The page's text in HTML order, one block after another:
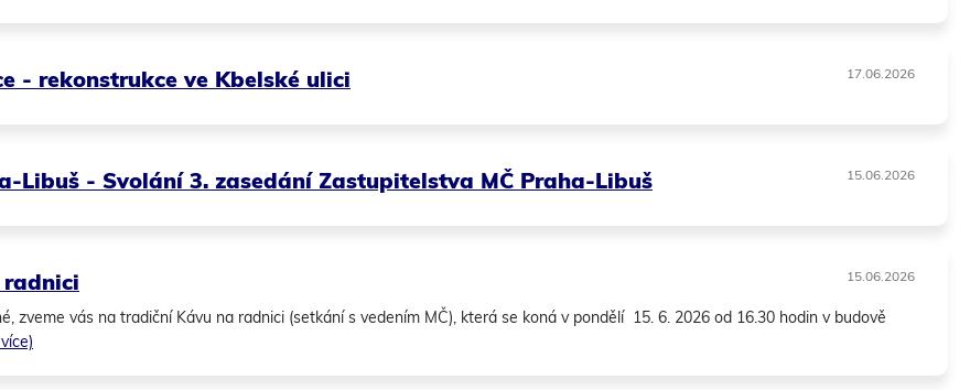
17.06.2026
- rekonstrukce ve Kbelské ulici
15.06.2026
Libuš - Svolání 3. zasedání Zastupitelstva MČ Praha-Libuš
15.06.2026
zveme vás na tradiční Kávu na radnici (setkání s vedením MČ), která se koná v pondělí 15. 6. 2026 od 16.30 hodin v budově